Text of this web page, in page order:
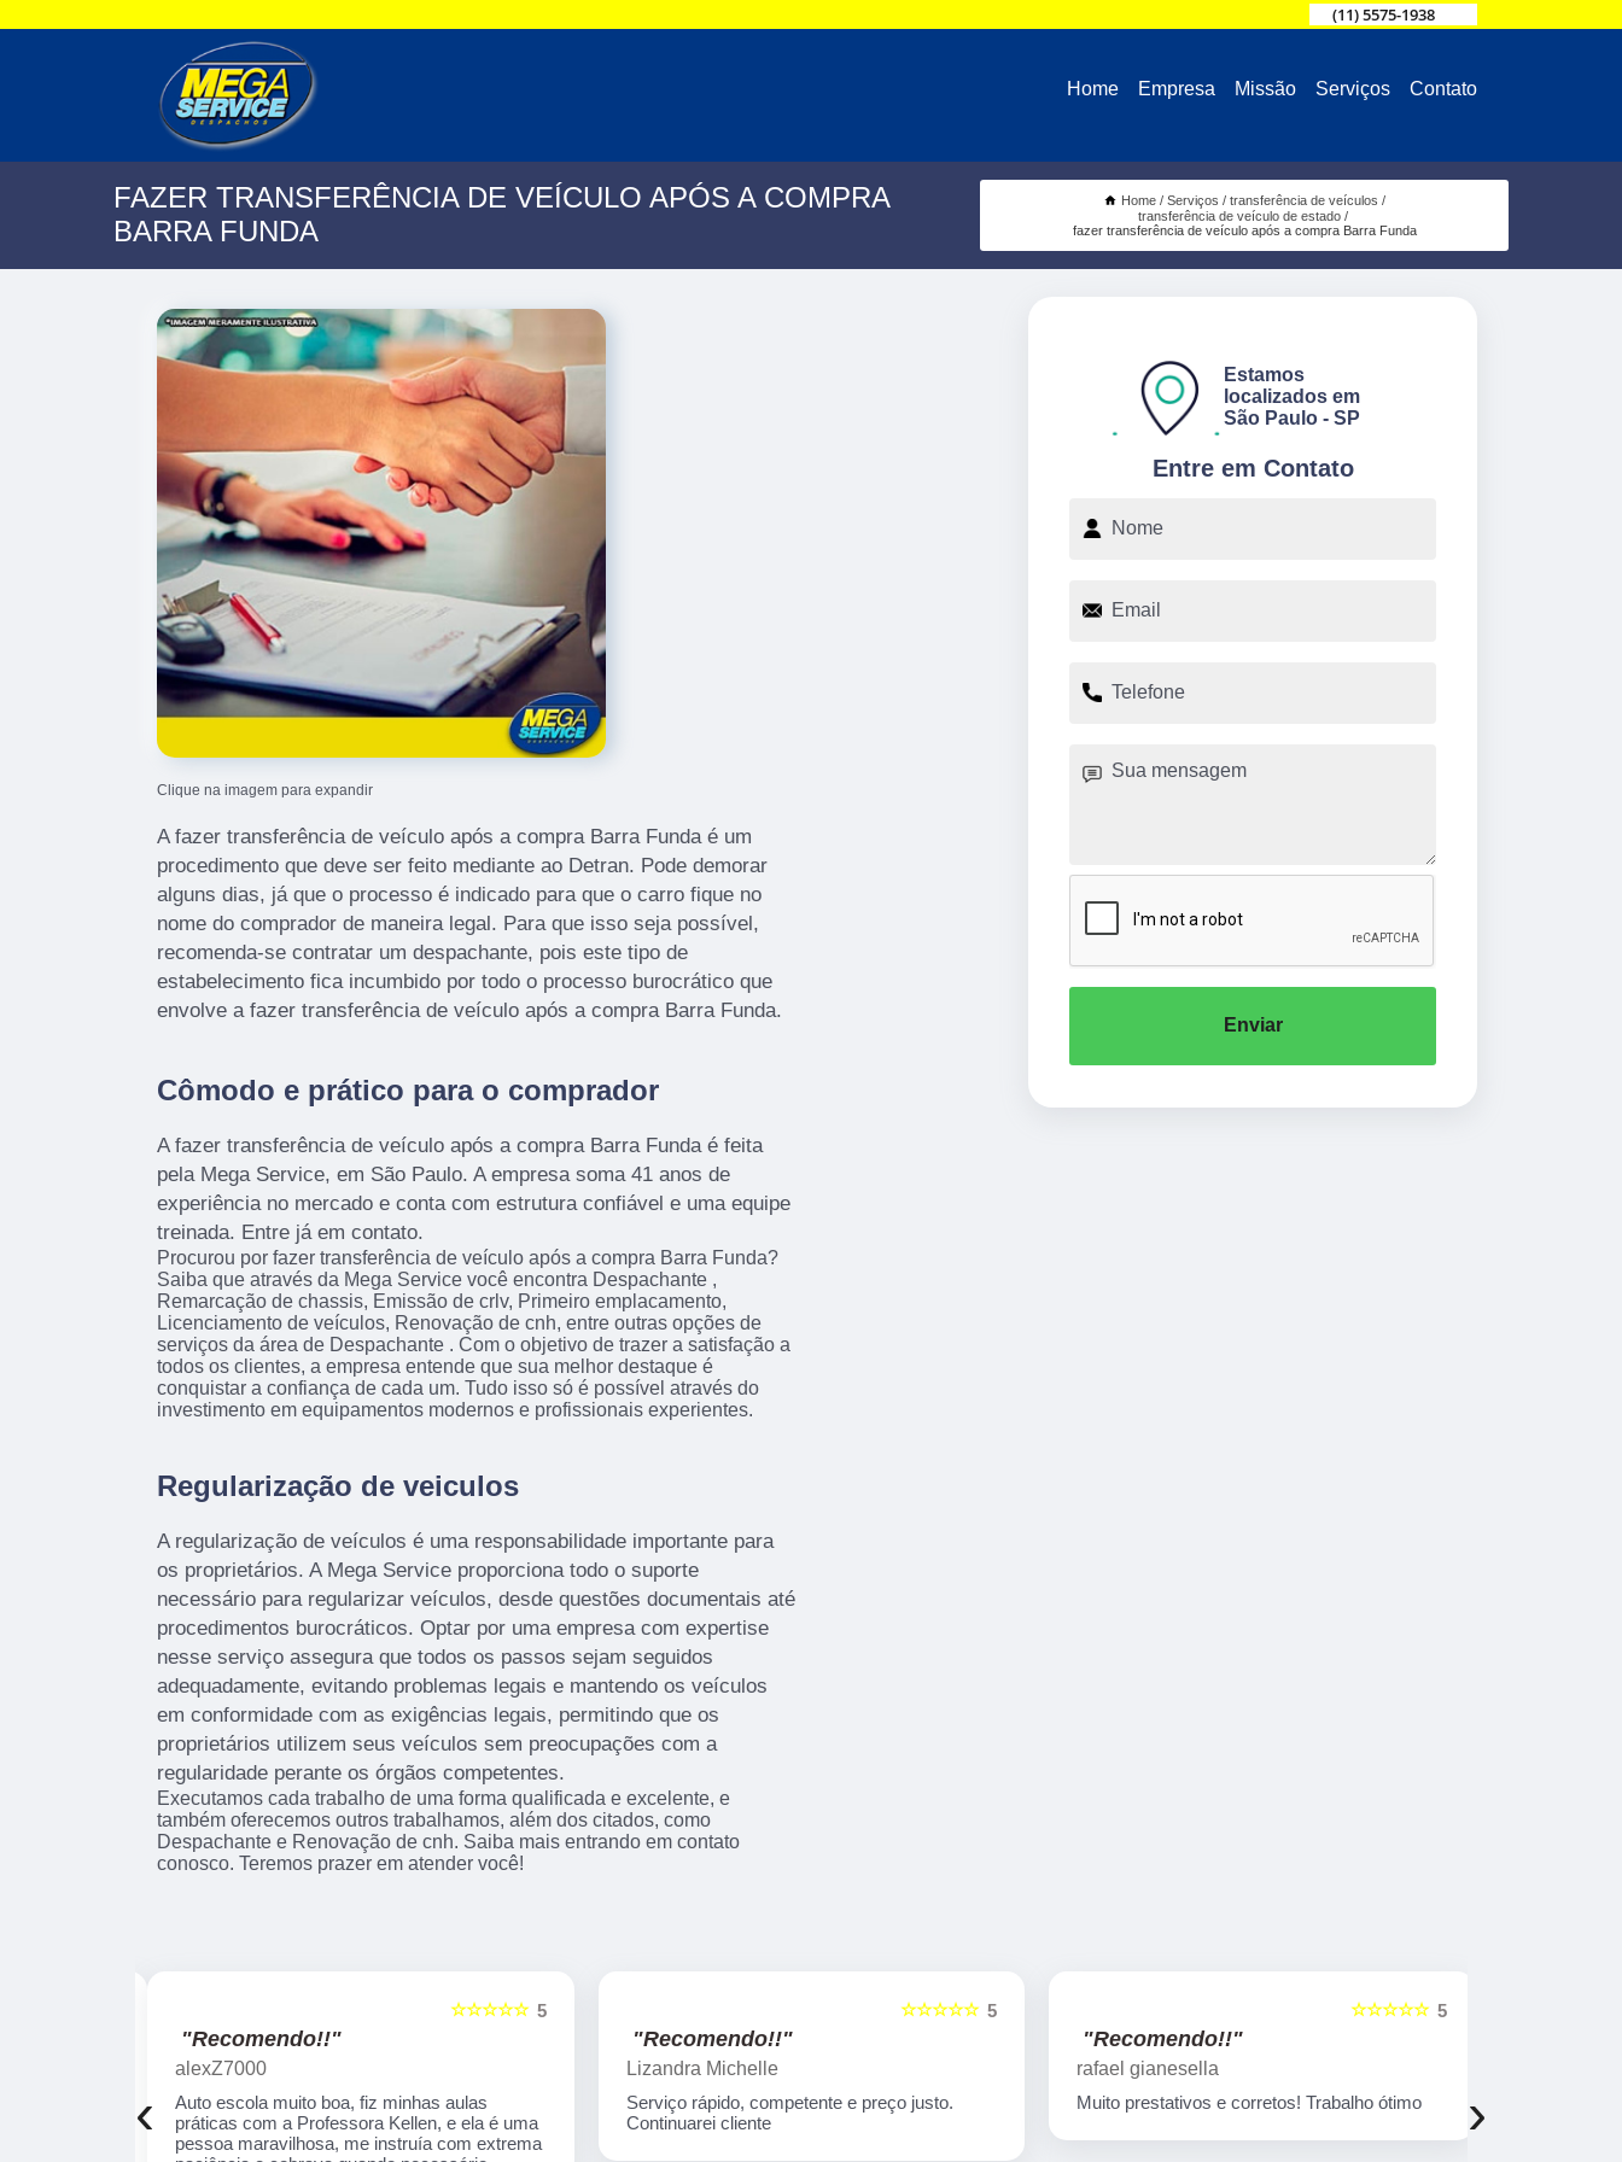
(11) 5575-1938
Home Empresa Missão Serviços Contato
FAZER TRANSFERÊNCIA DE VEÍCULO APÓS A COMPRA
BARRA FUNDA
Home Serviços
transferência de veículos
transferência de veículo de estado
fazer transferência de veículo após a compra Barra Funda
Clique na imagem para expandir
A fazer transferência de veículo após a compra Barra Funda é um
procedimento que deve ser feito mediante ao Detran. Pode demorar
alguns dias, já que o processo é indicado para que o carro fique no
nome do comprador de maneira legal. Para que isso seja possível,
recomenda-se contratar um despachante, pois este tipo de
estabelecimento fica incumbido por todo o processo burocrático que
envolve a fazer transferência de veículo após a compra Barra Funda.
Cômodo e prático para o comprador
A fazer transferência de veículo após a compra Barra Funda é feita
pela Mega Service, em São Paulo. A empresa soma 41 anos de
experiência no mercado e conta com estrutura confiável e uma equipe
treinada. Entre já em contato.
Procurou por fazer transferência de veículo após a compra Barra Funda?
Saiba que através da Mega Service você encontra Despachante ,
Remarcação de chassis, Emissão de crlv, Primeiro emplacamento,
Licenciamento de veículos, Renovação de cnh, entre outras opções de
serviços da área de Despachante . Com o objetivo de trazer a satisfação a
todos os clientes, a empresa entende que sua melhor destaque é
conquistar a confiança de cada um. Tudo isso só é possível através do
investimento em equipamentos modernos e profissionais experientes.
Regularização de veiculos
A regularização de veículos é uma responsabilidade importante para
os proprietários. A Mega Service proporciona todo o suporte
necessário para regularizar veículos, desde questões documentais até
procedimentos burocráticos. Optar por uma empresa com expertise
nesse serviço assegura que todos os passos sejam seguidos
adequadamente, evitando problemas legais e mantendo os veículos
em conformidade com as exigências legais, permitindo que os
proprietários utilizem seus veículos sem preocupações com a
regularidade perante os órgãos competentes.
Executamos cada trabalho de uma forma qualificada e excelente, e
também oferecemos outros trabalhamos, além dos citados, como
Despachante e Renovação de cnh. Saiba mais entrando em contato
conosco. Teremos prazer em atender você!
Entre em Contato
Estamos
localizados em
São Paulo - SP
Enviar
5
☆☆☆☆☆
"Recomendo!!"
alexZ7000
Auto escola muito boa, fiz minhas aulas
práticas com a Professora Kellen, e ela é uma
pessoa maravilhosa, me instruía com extrema
5
☆☆☆☆☆
"Recomendo!!"
Lizandra Michelle
Serviço rápido, competente e preço justo.
Continuarei cliente
5
☆☆☆☆☆
"Recomendo!!"
rafael gianesella
Muito prestativos e corretos! Trabalho ótimo
‹ ›